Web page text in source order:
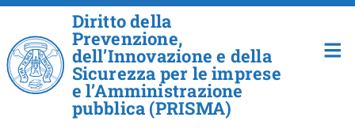
Salta al contenuto principale
Diritto della
Prevenzione,
dell’Innovazione e della
Sicurezza per le imprese
e l’Amministrazione
pubblica (PRISMA)